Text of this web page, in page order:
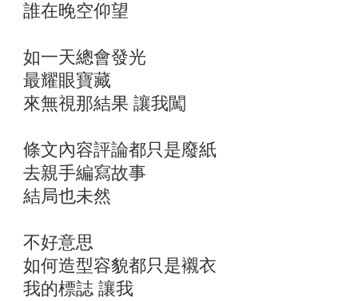
誰在晚空仰望
如一天總會發光
最耀眼寶藏
來無視那結果 讓我闖
條文內容評論都只是廢紙
去親手編寫故事
結局也未然
不好意思
如何造型容貌都只是襯衣
我的標誌 讓我